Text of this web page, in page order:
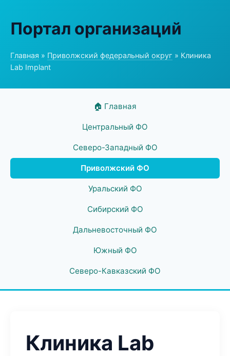
Портал организаций
Главная » Приволжский федеральный округ » Клиника
Lab Implant
🏠 Главная
Центральный ФО
Северо-Западный ФО
Приволжский ФО
Уральский ФО
Сибирский ФО
Дальневосточный ФО
Южный ФО
Северо-Кавказский ФО
Клиника Lab